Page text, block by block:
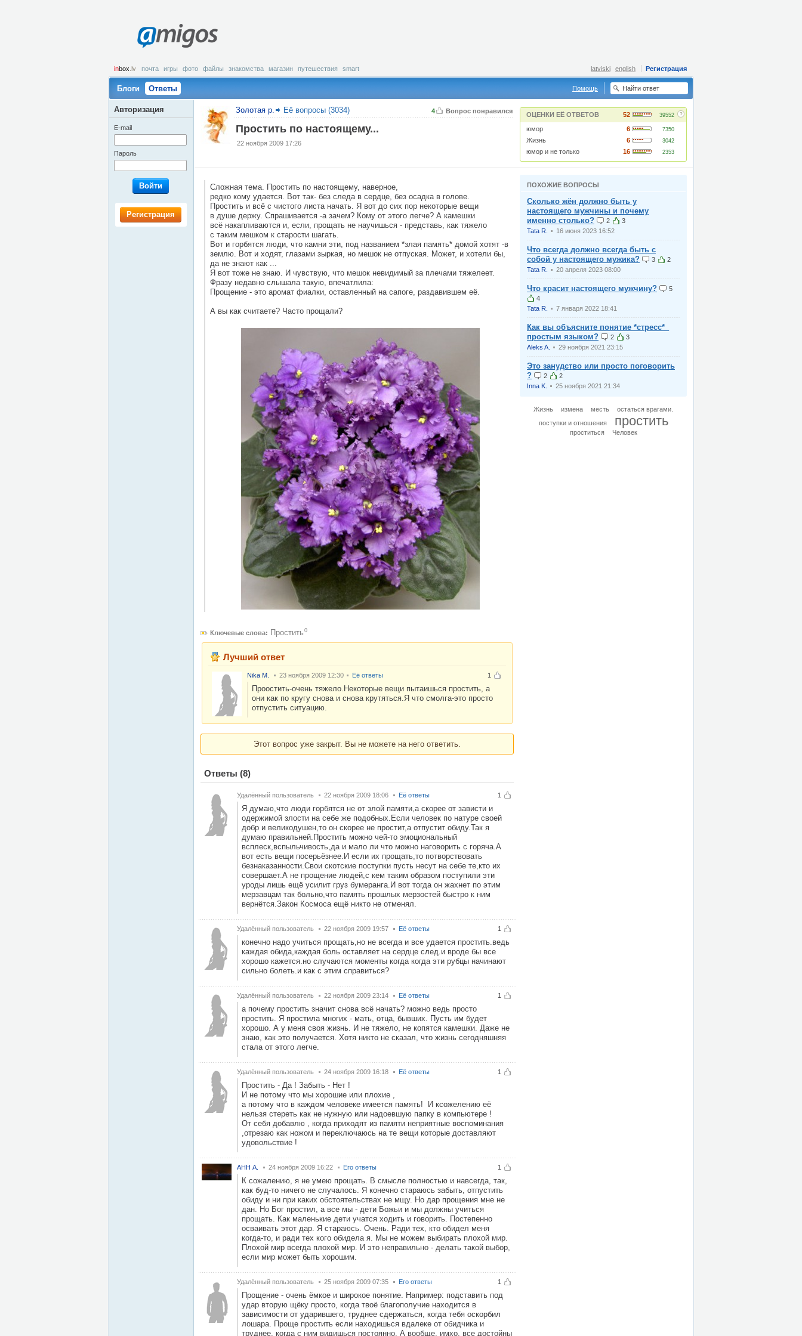
amigos
inbox .lv почта игры фото файлы знакомства магазин путешествия smart Регистрация
latviski english
Блоги Ответы Помощь
4 Вопрос понравился
Золотая р. Её вопросы (3034)
Простить по настоящему...
22 ноября 2009 17:26
ОЦЕНКИ ЕЁ ОТВЕТОВ 52 39552 ?
юмор 6 7350
Жизнь 6 3042
юмор и не только 16 2353
Сложная тема. Простить по настоящему, наверное,
редко кому удается. Вот так- без следа в сердце, без осадка в голове.
Простить и всё с чистого листа начать. Я вот до сих пор некоторые вещи
в душе держу. Спрашивается -а зачем? Кому от этого легче? А камешки
всё накапливаются и, если, прощать не научишься - представь, как тяжело
с таким мешком к старости шагать.
Вот и горбятся люди, что камни эти, под названием *злая память* домой хотят -в
землю. Вот и ходят, глазами зыркая, но мешок не отпуская. Может, и хотели бы,
да не знают как ...
Я вот тоже не знаю. И чувствую, что мешок невидимый за плечами тяжелеет.
Фразу недавно слышала такую, впечатлила:
Прощение - это аромат фиалки, оставленный на сапоге, раздавившем её.
А вы как считаете? Часто прощали?
Ключевые слова: Простить 0
Лучший ответ
1
Nika M. 23 ноября 2009 12:30 Её ответы
Проостить-очень тяжело.Некоторые вещи пытаишься простить, а
они как по кругу снова и снова крутяться.Я что смолга-это просто
отпустить ситуацию.
Этот вопрос уже закрыт. Вы не можете на него ответить.
Ответы (8)
1
Удалённый пользователь 22 ноября 2009 18:06 Её ответы
Я думаю,что люди горбятся не от злой памяти,а скорее от зависти и
одержимой злости на себе же подобных.Если человек по натуре своей
добр и великодушен,то он скорее не простит,а отпустит обиду.Так я
думаю правильней.Простить можно чей-то эмоциональный
всплеск,вспыльчивость,да и мало ли что можно наговорить с горяча.А
вот есть вещи посерьёзнее.И если их прощать,то потворствовать
безнаказанности.Свои скотские поступки пусть несут на себе те,кто их
совершает.А не прощение людей,с кем таким образом поступили эти
уроды лишь ещё усилит груз бумеранга.И вот тогда он жахнет по этим
мерзавцам так больно,что память прошлых мерзостей быстро к ним
вернётся.Закон Космоса ещё никто не отменял.
1
Удалённый пользователь 22 ноября 2009 19:57 Её ответы
конечно надо учиться прощать,но не всегда и все удается простить.ведь
каждая обида,каждая боль оставляет на сердце след.и вроде бы все
хорошо кажется.но случаются моменты когда когда эти рубцы начинают
сильно болеть.и как с этим справиться?
1
Удалённый пользователь 22 ноября 2009 23:14 Её ответы
а почему простить значит снова всё начать? можно ведь просто
простить. Я простила многих - мать, отца, бывших. Пусть им будет
хорошо. А у меня своя жизнь. И не тяжело, не копятся камешки. Даже не
знаю, как это получается. Хотя никто не сказал, что жизнь сегодняшняя
стала от этого легче.
1
Удалённый пользователь 24 ноября 2009 16:18 Её ответы
Простить - Да ! Забыть - Нет !
И не потому что мы хорошие или плохие ,
а потому что в каждом человеке имеется память! И ксожелению её
нельзя стереть как не нужную или надоевшую папку в компьютере !
От себя добавлю , когда приходят из памяти неприятные воспоминания
,отрезаю как ножом и переключаюсь на те вещи которые доставляют
удовольствие !
1
AHH А. 24 ноября 2009 16:22 Его ответы
К сожалению, я не умею прощать. В смысле полностью и навсегда, так,
как буд-то ничего не случалось. Я конечно стараюсь забыть, отпустить
обиду и ни при каких обстоятельствах не мщу. Но дар прощения мне не
дан. Но Бог простил, а все мы - дети Божьи и мы должны учиться
прощать. Как маленькие дети учатся ходить и говорить. Постепенно
осваивать этот дар. Я стараюсь. Очень. Ради тех, кто обидел меня
когда-то, и ради тех кого обидела я. Мы не можем выбирать плохой мир.
Плохой мир всегда плохой мир. И это неправильно - делать такой выбор,
если мир может быть хорошим.
1
Удалённый пользователь 25 ноября 2009 07:35 Его ответы
Прощение - очень ёмкое и широкое понятие. Например: подставить под
удар вторую щёку просто, когда твоё благополучие находится в
зависимости от ударившего, труднее сдержаться, когда тебя оскорбил
лошара. Проще простить если находишься вдалеке от обидчика и
труднее, когда с ним видишься постоянно. А вообще, имхо, все достойны
ПОХОЖИЕ ВОПРОСЫ
Сколько жён должно быть у
настоящего мужчины и почему
именно столько?
2
3
Tata R.
16 июня 2023 16:52
Что всегда должно всегда быть с
собой у настоящего мужика?
3
2
Tata R.
20 апреля 2023 08:00
Что красит настоящего мужчину?
5
4
Tata R.
7 января 2022 18:41
Как вы объясните понятие *стресс*_
простым языком?
2
3
Aleks A.
29 ноября 2021 23:15
Это занудство или просто поговорить
?
2
2
Inna K.
25 ноября 2021 21:34
Жизнь измена месть
остаться врагами.
поступки и отношения
простить
проститься Человек
Авторизация
E-mail
Пароль
Войти
Регистрация